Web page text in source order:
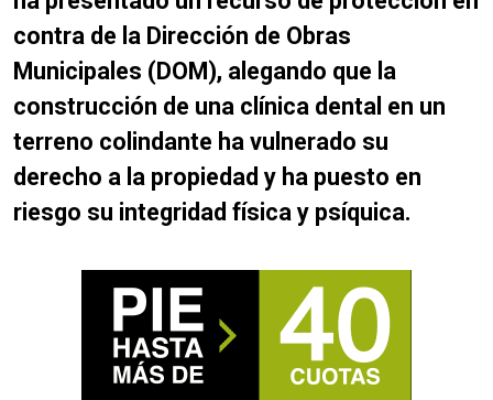
contra de la Dirección de Obras
Municipales (DOM), alegando que la
construcción de una clínica dental en un
terreno colindante ha vulnerado su
derecho a la propiedad y ha puesto en
riesgo su integridad física y psíquica.